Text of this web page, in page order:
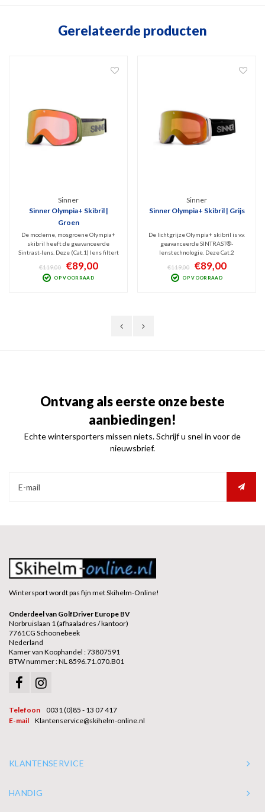
Gerelateerde producten
Sinner
Sinner Olympia+ Skibril |
Groen
De moderne, mosgroene Olympia+
skibril heeft de geavanceerde
Sintrast-lens. Deze (Cat.1) lens filtert
slecht blauw licht, UV én blokt
infrarood straling. Deze goggles
biedt extreem hoog contrast en
€119,00 €89,00
OP VOORRAAD
Sinner
Sinner Olympia+ Skibril | Grijs
De lichtgrijze Olympia+ skibril is v.v.
geavanceerde SINTRAST®-
lenstechnologie. Deze Cat.2
spiegellens filtert blokt blauw licht
en UV-licht én infrarood. Extreem
hoog contrast en veel helderheid,
€119,00 €89,00
OP VOORRAAD
Ontvang als eerste onze beste
aanbiedingen!
Echte wintersporters missen niets. Schrijf u snel in voor de
nieuwsbrief.
Wintersport wordt pas fijn met Skihelm-Online!
Onderdeel van GolfDriver Europe BV
Norbruislaan 1 (afhaaladres / kantoor)
7761CG Schoonebeek
Nederland
Kamer van Koophandel : 73807591
BTW nummer : NL 8596.71.070.B01
Telefoon
0031 (0)85 - 13 07 417
E-mail
Klantenservice@skihelm-online.nl
KLANTENSERVICE
HANDIG